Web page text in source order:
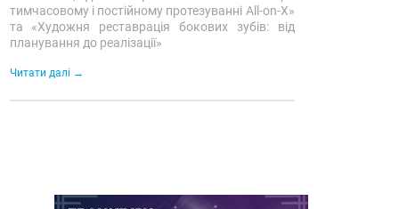
тимчасовому і постійному протезуванні All-on-X»
та «Художня реставрація бокових зубів: від
планування до реалізації»
Читати далі